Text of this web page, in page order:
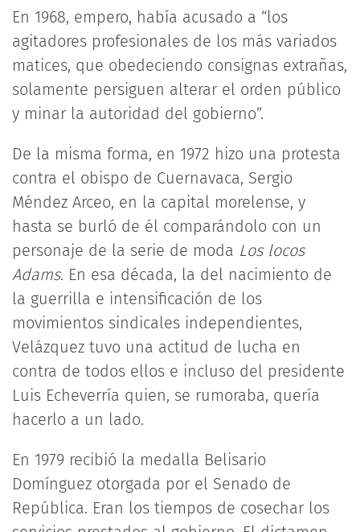
En 1968, empero, había acusado a “los
agitadores profesionales de los más variados
matices, que obedeciendo consignas extrañas,
solamente persiguen alterar el orden público
y minar la autoridad del gobierno”.
De la misma forma, en 1972 hizo una protesta
contra el obispo de Cuernavaca, Sergio
Méndez Arceo, en la capital morelense, y
hasta se burló de él comparándolo con un
personaje de la serie de moda Los locos
Adams. En esa década, la del nacimiento de
la guerrilla e intensificación de los
movimientos sindicales independientes,
Velázquez tuvo una actitud de lucha en
contra de todos ellos e incluso del presidente
Luis Echeverría quien, se rumoraba, quería
hacerlo a un lado.
En 1979 recibió la medalla Belisario
Domínguez otorgada por el Senado de
República. Eran los tiempos de cosechar los